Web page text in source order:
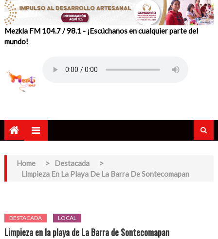
Mezkla FM 104.7 / 98.1 - ¡Escúchanos en cualquier parte del
mundo!
Home > Destacada
>
Limpieza En La Playa De La Barra De Sontecomapan
DESTACADA LOCAL
Limpieza en la playa de La Barra de Sontecomapan